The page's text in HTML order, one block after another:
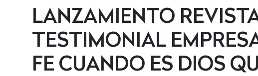
LANZAMIENTO
TESTIMONIAL
FE CUANDO ES DIOS